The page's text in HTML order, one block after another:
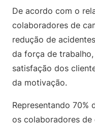
De acordo com o
colaboradores de
redução de
da força de
satisfação dos
da motivação.
Representando 70%
os colaboradores